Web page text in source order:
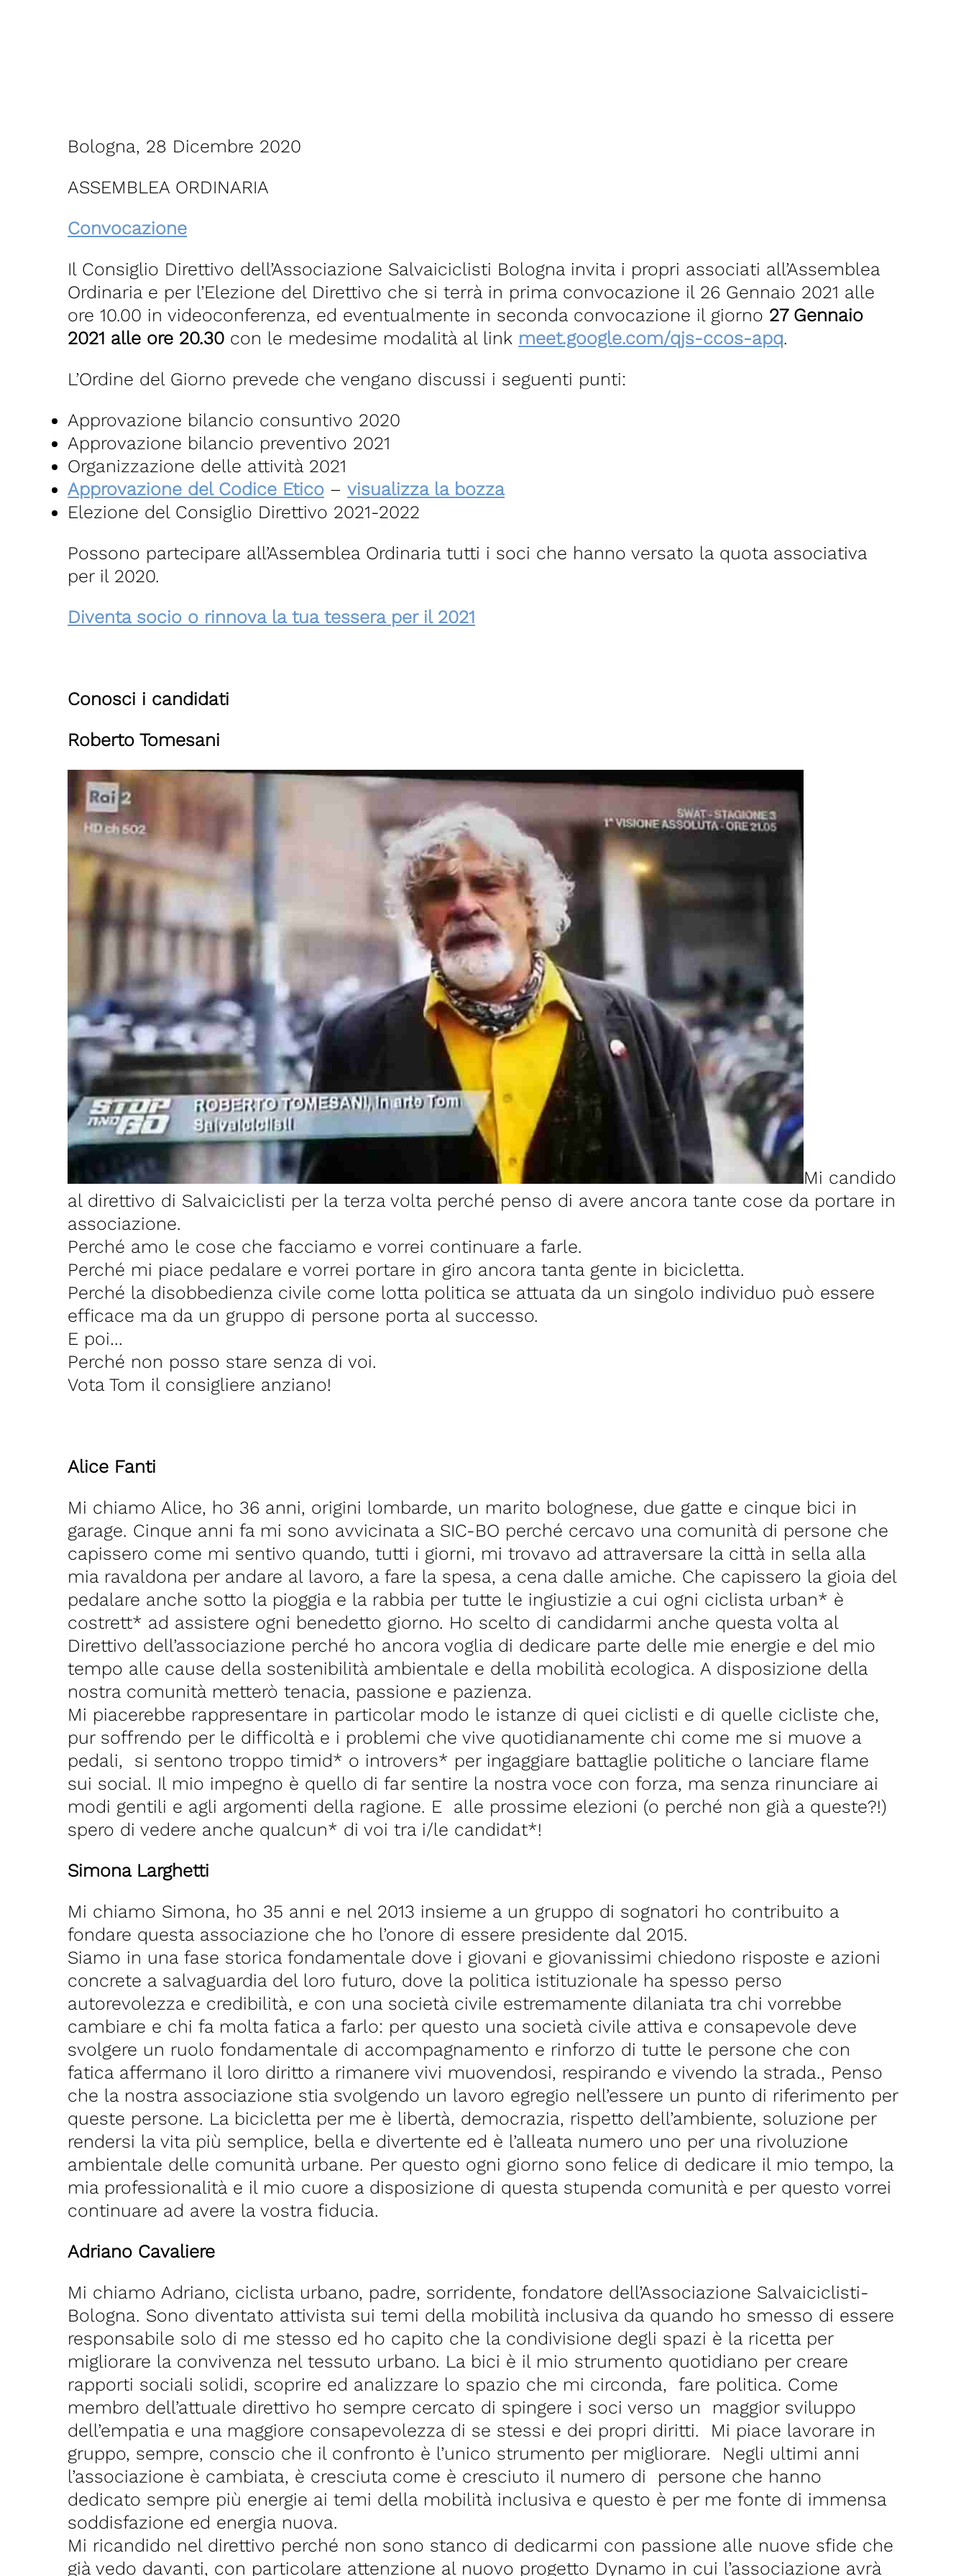
Bologna, 28 Dicembre 2020
ASSEMBLEA ORDINARIA
Convocazione
Il Consiglio Direttivo dell’Associazione Salvaiciclisti Bologna invita i propri associati all’Assemblea
Ordinaria e per l’Elezione del Direttivo che si terrà in prima convocazione il 26 Gennaio 2021 alle
ore 10.00 in videoconferenza, ed eventualmente in seconda convocazione il giorno 27 Gennaio
2021 alle ore 20.30 con le medesime modalità al link meet.google.com/qjs-ccos-apq.
L’Ordine del Giorno prevede che vengano discussi i seguenti punti:
Approvazione bilancio consuntivo 2020
Approvazione bilancio preventivo 2021
Organizzazione delle attività 2021
Approvazione del Codice Etico – visualizza la bozza
Elezione del Consiglio Direttivo 2021-2022
Possono partecipare all’Assemblea Ordinaria tutti i soci che hanno versato la quota associativa
per il 2020.
Diventa socio o rinnova la tua tessera per il 2021
Conosci i candidati
Roberto Tomesani
Mi candido
al direttivo di Salvaiciclisti per la terza volta perché penso di avere ancora tante cose da portare in
associazione.
Perché amo le cose che facciamo e vorrei continuare a farle.
Perché mi piace pedalare e vorrei portare in giro ancora tanta gente in bicicletta.
Perché la disobbedienza civile come lotta politica se attuata da un singolo individuo può essere
efficace ma da un gruppo di persone porta al successo.
E poi…
Perché non posso stare senza di voi.
Vota Tom il consigliere anziano!
Alice Fanti
Mi chiamo Alice, ho 36 anni, origini lombarde, un marito bolognese, due gatte e cinque bici in
garage. Cinque anni fa mi sono avvicinata a SIC-BO perché cercavo una comunità di persone che
capissero come mi sentivo quando, tutti i giorni, mi trovavo ad attraversare la città in sella alla
mia ravaldona per andare al lavoro, a fare la spesa, a cena dalle amiche. Che capissero la gioia del
pedalare anche sotto la pioggia e la rabbia per tutte le ingiustizie a cui ogni ciclista urban* è
costrett* ad assistere ogni benedetto giorno. Ho scelto di candidarmi anche questa volta al
Direttivo dell’associazione perché ho ancora voglia di dedicare parte delle mie energie e del mio
tempo alle cause della sostenibilità ambientale e della mobilità ecologica. A disposizione della
nostra comunità metterò tenacia, passione e pazienza.
Mi piacerebbe rappresentare in particolar modo le istanze di quei ciclisti e di quelle cicliste che,
pur soffrendo per le difficoltà e i problemi che vive quotidianamente chi come me si muove a
pedali, si sentono troppo timid* o introvers* per ingaggiare battaglie politiche o lanciare flame
sui social. Il mio impegno è quello di far sentire la nostra voce con forza, ma senza rinunciare ai
modi gentili e agli argomenti della ragione. E alle prossime elezioni (o perché non già a queste?!)
spero di vedere anche qualcun* di voi tra i/le candidat*!
Simona Larghetti
Mi chiamo Simona, ho 35 anni e nel 2013 insieme a un gruppo di sognatori ho contribuito a
fondare questa associazione che ho l’onore di essere presidente dal 2015.
Siamo in una fase storica fondamentale dove i giovani e giovanissimi chiedono risposte e azioni
concrete a salvaguardia del loro futuro, dove la politica istituzionale ha spesso perso
autorevolezza e credibilità, e con una società civile estremamente dilaniata tra chi vorrebbe
cambiare e chi fa molta fatica a farlo: per questo una società civile attiva e consapevole deve
svolgere un ruolo fondamentale di accompagnamento e rinforzo di tutte le persone che con
fatica affermano il loro diritto a rimanere vivi muovendosi, respirando e vivendo la strada., Penso
che la nostra associazione stia svolgendo un lavoro egregio nell’essere un punto di riferimento per
queste persone. La bicicletta per me è libertà, democrazia, rispetto dell’ambiente, soluzione per
rendersi la vita più semplice, bella e divertente ed è l’alleata numero uno per una rivoluzione
ambientale delle comunità urbane. Per questo ogni giorno sono felice di dedicare il mio tempo, la
mia professionalità e il mio cuore a disposizione di questa stupenda comunità e per questo vorrei
continuare ad avere la vostra fiducia.
Adriano Cavaliere
Mi chiamo Adriano, ciclista urbano, padre, sorridente, fondatore dell’Associazione Salvaiciclisti-
Bologna. Sono diventato attivista sui temi della mobilità inclusiva da quando ho smesso di essere
responsabile solo di me stesso ed ho capito che la condivisione degli spazi è la ricetta per
migliorare la convivenza nel tessuto urbano. La bici è il mio strumento quotidiano per creare
rapporti sociali solidi, scoprire ed analizzare lo spazio che mi circonda, fare politica. Come
membro dell’attuale direttivo ho sempre cercato di spingere i soci verso un maggior sviluppo
dell’empatia e una maggiore consapevolezza di se stessi e dei propri diritti. Mi piace lavorare in
gruppo, sempre, conscio che il confronto è l’unico strumento per migliorare. Negli ultimi anni
l’associazione è cambiata, è cresciuta come è cresciuto il numero di persone che hanno
dedicato sempre più energie ai temi della mobilità inclusiva e questo è per me fonte di immensa
soddisfazione ed energia nuova.
Mi ricandido nel direttivo perché non sono stanco di dedicarmi con passione alle nuove sfide che
già vedo davanti, con particolare attenzione al nuovo progetto Dynamo in cui l’associazione avrà